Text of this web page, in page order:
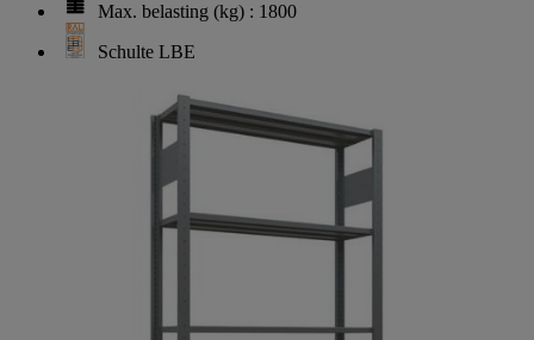
Max. belasting (kg) : 1800
Schulte LBE